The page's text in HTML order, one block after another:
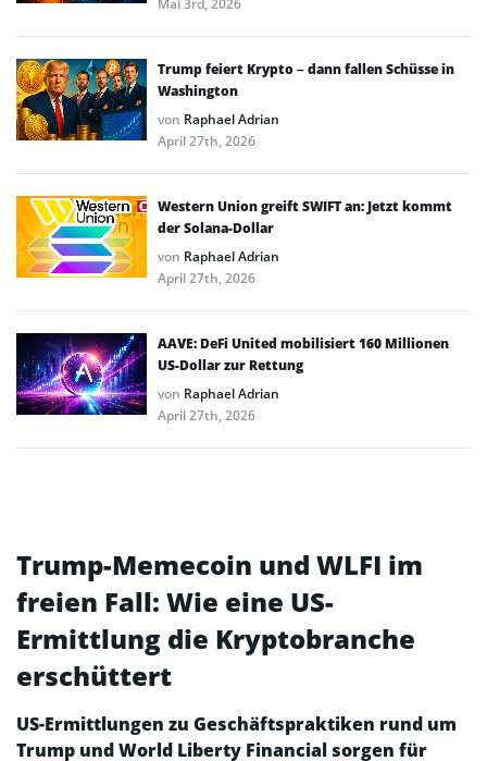
Trump feiert Krypto – dann fallen Schüsse in
Washington
von Raphael Adrian
April 27th, 2026
Western Union greift SWIFT an: Jetzt kommt
der Solana-Dollar
von Raphael Adrian
April 27th, 2026
AAVE: DeFi United mobilisiert 160 Millionen
US-Dollar zur Rettung
von Raphael Adrian
April 27th, 2026
Trump-Memecoin und WLFI im
freien Fall: Wie eine US-
Ermittlung die Kryptobranche
erschüttert
US-Ermittlungen zu Geschäftspraktiken rund um
Trump und World Liberty Financial sorgen für